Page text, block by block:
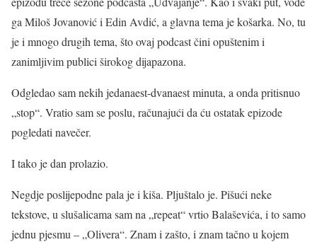
ga Miloš Jovanović i Edin Avdić, a glavna tema je košarka. No, tu
je i mnogo drugih tema, što ovaj podcast čini opuštenim i
zanimljivim publici širokog dijapazona.
Odgledao sam nekih jedanaest-dvanaest minuta, a onda pritisnuo
„stop“. Vratio sam se poslu, računajući da ću ostatak epizode
pogledati navečer.
I tako je dan prolazio.
Negdje poslijepodne pala je i kiša. Pljuštalo je. Pišući neke
tekstove, u slušalicama sam na „repeat“ vrtio Balaševića, i to samo
jednu pjesmu – „Olivera“. Znam i zašto, i znam tačno u kojem